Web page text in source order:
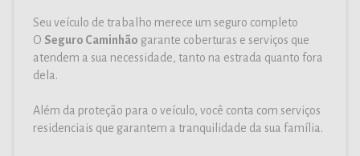
Seu veículo de trabalho merece um seguro completo
O Seguro Caminhão garante coberturas e serviços que
atendem a sua necessidade, tanto na estrada quanto fora
dela.
Além da proteção para o veículo, você conta com serviços
residenciais que garantem a tranquilidade da sua família.